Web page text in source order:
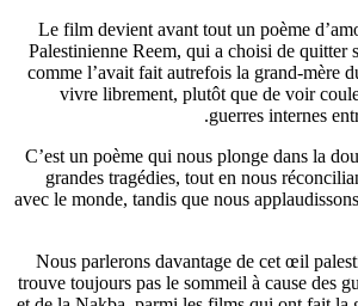
Le film devient avant tout un poème
Palestinienne Reem, qui a choisi de
comme l’avait fait autrefois la grand-mère
vivre librement, plutôt que de voir
guerres internes
C’est un poème qui nous plonge dans la
grandes tragédies, tout en nous
avec le monde, tandis que nous
Nous parlerons davantage de cet œil
trouve toujours pas le sommeil à cause des